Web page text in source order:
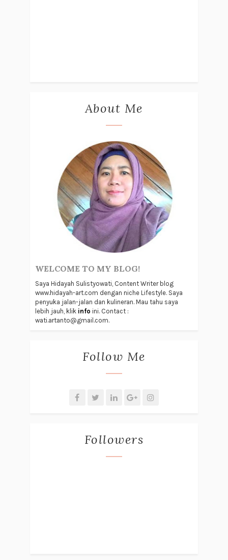
About Me
WELCOME TO MY BLOG!
Saya Hidayah Sulistyowati, Content Writer blog
www.hidayah-art.com dengan niche Lifestyle. Saya
penyuka jalan-jalan dan kulineran. Mau tahu saya
lebih jauh, klik info ini. Contact :
wati.artanto@gmail.com.
Follow Me
Followers